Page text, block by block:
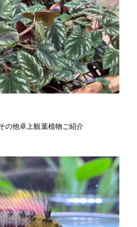
の他卓上観葉植物ご紹介